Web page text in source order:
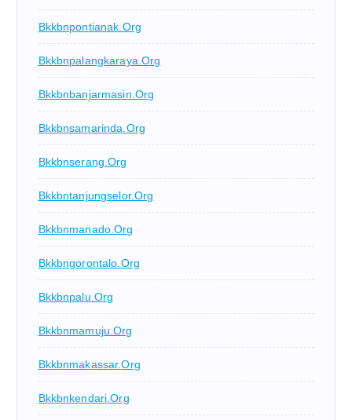
Bkkbnpontianak.org
Bkkbnpalangkaraya.org
Bkkbnbanjarmasin.org
Bkkbnsamarinda.org
Bkkbnserang.org
Bkkbntanjungselor.org
Bkkbnmanado.org
Bkkbngorontalo.org
Bkkbnpalu.org
Bkkbnmamuju.org
Bkkbnmakassar.org
Bkkbnkendari.org